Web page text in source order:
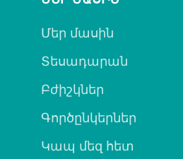
Մեր մասին
Տեսադարան
Բժիշկներ
Գործընկերներ
Կապ մեզ հետ